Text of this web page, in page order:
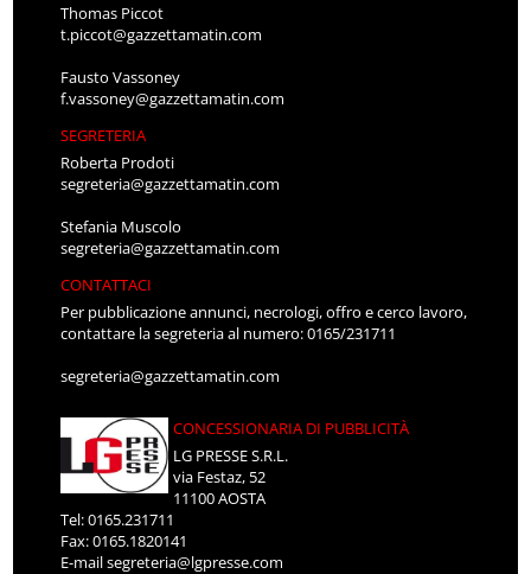
Thomas Piccot
t.piccot@gazzettamatin.com
Fausto Vassoney
f.vassoney@gazzettamatin.com
SEGRETERIA
Roberta Prodoti
segreteria@gazzettamatin.com
Stefania Muscolo
segreteria@gazzettamatin.com
CONTATTACI
Per pubblicazione annunci, necrologi, offro e cerco lavoro,
contattare la segreteria al numero: 0165/231711
segreteria@gazzettamatin.com
CONCESSIONARIA DI PUBBLICITÀ
LG PRESSE S.R.L.
via Festaz, 52
11100 AOSTA
Tel: 0165.231711
Fax: 0165.1820141
E-mailsegreteria@lgpresse.com